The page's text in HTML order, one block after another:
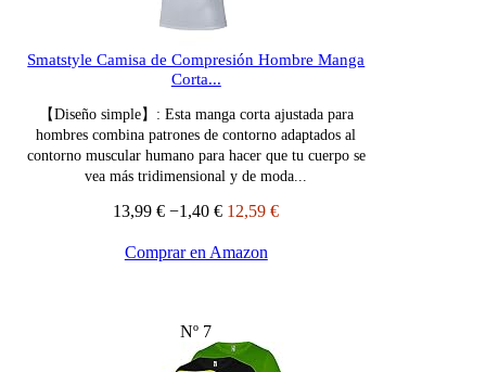
Smatstyle Camisa de Compresión Hombre Manga
Corta...
【Diseño simple】: Esta manga corta ajustada para
hombres combina patrones de contorno adaptados al
contorno muscular humano para hacer que tu cuerpo se
vea más tridimensional y de moda...
13,99 € −1,40 € 12,59 €
Comprar en Amazon
Nº 7